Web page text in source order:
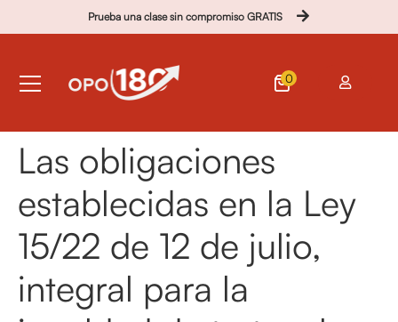
Prueba una clase sin compromiso GRATIS
0
Las obligaciones
establecidas en la Ley
15/22 de 12 de julio,
integral para la